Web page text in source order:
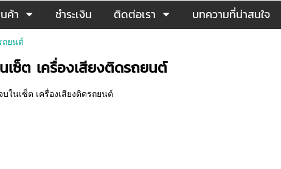
ค้า ชำระเงิน ติดต่อเรา บทความที่น่าสนใจ
ถยนต์
เซ็ต เครื่องเสียงติดรถยนต์
ในเซ็ต เครื่องเสียงติดรถยนต์